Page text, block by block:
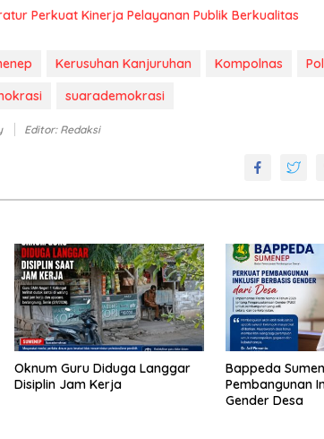
Perkuat Kinerja Pelayanan Publik Berkualitas
Kerusuhan Kanjuruhan Kompolnas
suarademokrasi
Editor: Redaksi
Oknum Guru Diduga Langgar
Disiplin Jam Kerja
Bappeda
Pembangunan
Gender Desa